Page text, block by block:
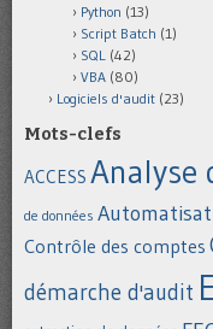
Python (13)
Script Batch (1)
SQL (42)
VBA (80)
Logiciels d'audit (23)
Mots-clefs
ACCESS Analyse
de données
Contrôle des comptes
démarche d'audit